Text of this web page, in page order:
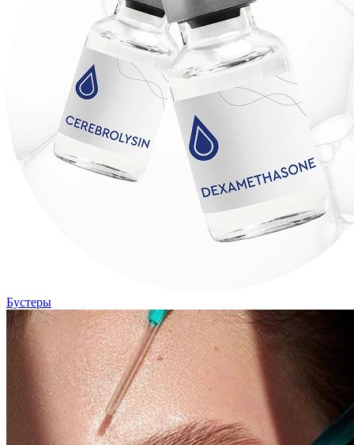
Бустеры